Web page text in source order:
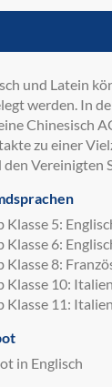
und Latein
werden. In
Chinesisch
zu einer
den Vereinigten
Klasse 5:
Klasse 6:
Klasse 8:
Klasse 10:
Klasse 11:
in Englisch